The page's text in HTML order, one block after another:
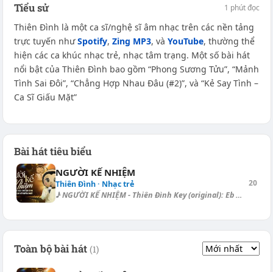
Tiểu sử 1 phút đọc
Thiên Đình là một ca sĩ/nghệ sĩ âm nhạc trên các nền tảng
trực tuyến nhưSpotify, Zing MP3, và YouTube, thường thể
hiện các ca khúc nhạc trẻ, nhạc tâm trạng. Một số bài hát
nổi bật của Thiên Đình bao gồm “Phong Sương Tửu”, “Mảnh
Tình Sai Đôi”, “Chẳng Hợp Nhau Đâu (#2)”, và “Kẻ Say Tình –
Ca Sĩ Giấu Mặt”
Bài hát tiêu biểu
NGƯỜI KẾ NHIỆM
Thiên Đình · Nhạc trẻ
♪ NGƯỜI KẾ NHIỆM - Thiên Đình Key (original): Eb → Key (transposed): D,...
20
Toàn bộ bài hát (1)